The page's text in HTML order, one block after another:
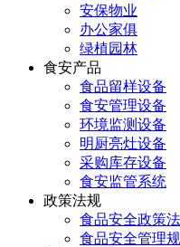
安保物业
办公家俱
绿植园林
食安产品
食品留样设备
食安管理设备
环境监测设备
明厨亮灶设备
采购库存设备
食安监管系统
政策法规
食品安全政策
食品安全管理